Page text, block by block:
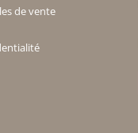
de vente